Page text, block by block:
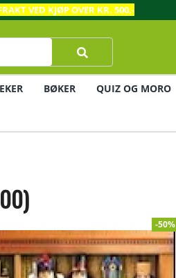
VED KJØP OVER KR. 500,-
BØKER QUIZ OG MORO
-50%